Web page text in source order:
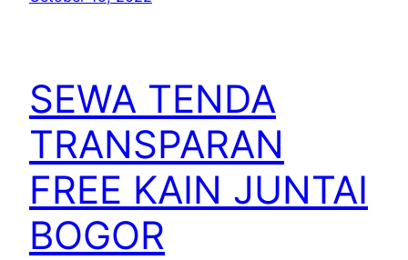
SEWA TENDA
TRANSPARAN
FREE KAIN JUNTAI
BOGOR